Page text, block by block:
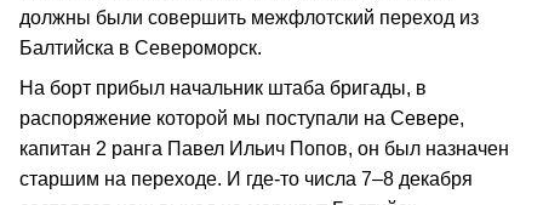
должны были совершить межфлотский переход из
Балтийска в Североморск.
На борт прибыл начальник штаба бригады, в
распоряжение которой мы поступали на Севере,
капитан 2 ранга Павел Ильич Попов, он был назначен
старшим на переходе. И где-то числа 7–8 декабря